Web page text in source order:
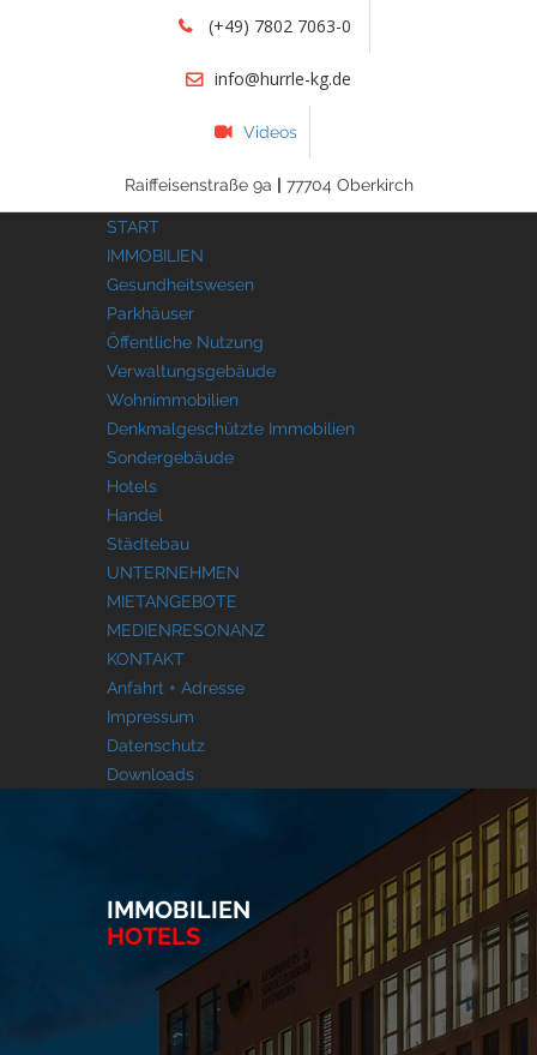
(+49) 7802 7063-0
info@hurrle-kg.de
Videos
Raiffeisenstraße 9a | 77704 Oberkirch
START
IMMOBILIEN
Gesundheitswesen
Parkhäuser
Öffentliche Nutzung
Verwaltungsgebäude
Wohnimmobilien
Denkmalgeschützte Immobilien
Sondergebäude
Hotels
Handel
Städtebau
UNTERNEHMEN
MIETANGEBOTE
MEDIENRESONANZ
KONTAKT
Anfahrt + Adresse
Impressum
Datenschutz
Downloads
IMMOBILIEN
HOTELS